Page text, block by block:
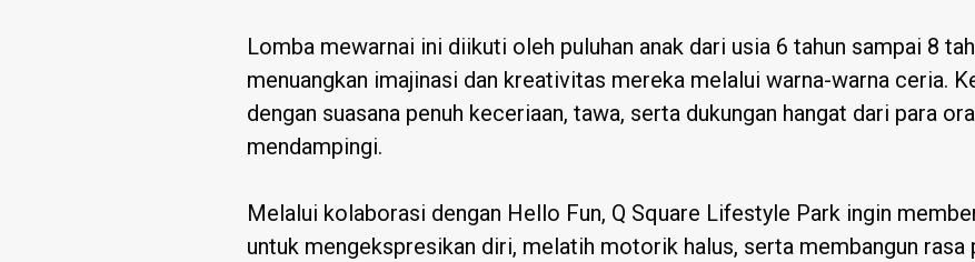
Lomba mewarnai ini diikuti oleh puluhan anak dari usia 6 tahun sampai 8
menuangkan imajinasi dan kreativitas mereka melalui warna-warna ceria.
dengan suasana penuh keceriaan, tawa, serta dukungan hangat dari para
mendampingi.
Melalui kolaborasi dengan Hello Fun, Q Square Lifestyle Park ingin
untuk mengekspresikan diri, melatih motorik halus, serta membangun rasa